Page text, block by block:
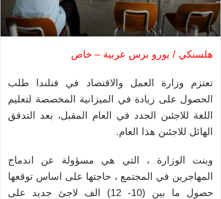
هلسنكي / يورو برس عربية – خاص
تعتزم وزارة العمل والاقتصاد في فنلندا طلب
الحصول على زيادة في الميزانية المخصصة لتعليم
اللغة للاجئىن الجدد في العام المقبل، بعد التدفق
الهائل للاجئىن هذا العام.
وبنت الوزارة ، التي هي مسؤولة عن اندماج
المهاجرين في المجتمع ، حاجتها على اساس توقعها
حصول ما بين (10- 12) الف لاجئ جديد على